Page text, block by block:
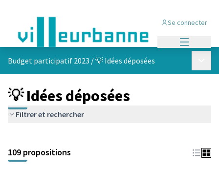
Se connecter
Budget participatif 2023 /💡 Idées déposées
💡 Idées déposées
Filtrer et rechercher
+
−
109 propositions